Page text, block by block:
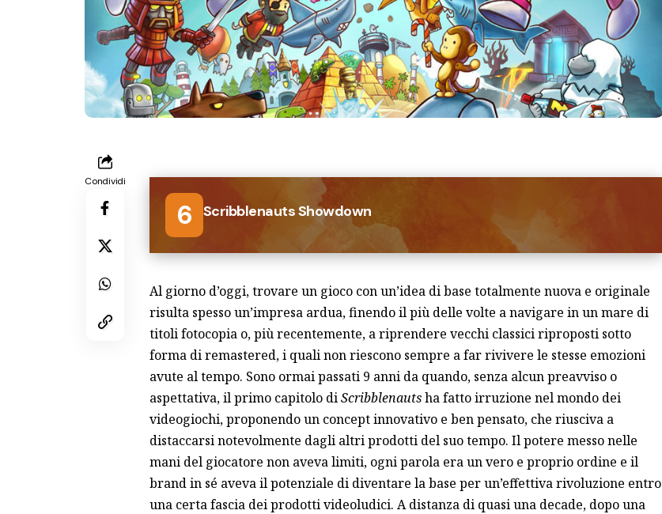
Condividi
6 Scribblenauts Showdown
Al giorno d’oggi, trovare un gioco con un’idea di base totalmente nuova e originale
risulta spesso un’impresa ardua, finendo il più delle volte a navigare in un mare di
titoli fotocopia o, più recentemente, a riprendere vecchi classici riproposti sotto
forma di remastered, i quali non riescono sempre a far rivivere le stesse emozioni
avute al tempo. Sono ormai passati 9 anni da quando, senza alcun preavviso o
aspettativa, il primo capitolo diScribblenautsha fatto irruzione nel mondo dei
videogiochi, proponendo un concept innovativo e ben pensato, che riusciva a
distaccarsi notevolmente dagli altri prodotti del suo tempo. Il potere messo nelle
mani del giocatore non aveva limiti, ogni parola era un vero e proprio ordine e il
brand in sé aveva il potenziale di diventare la base per un’effettiva rivoluzione entro
una certa fascia dei prodotti videoludici. A distanza di quasi una decade, dopo una